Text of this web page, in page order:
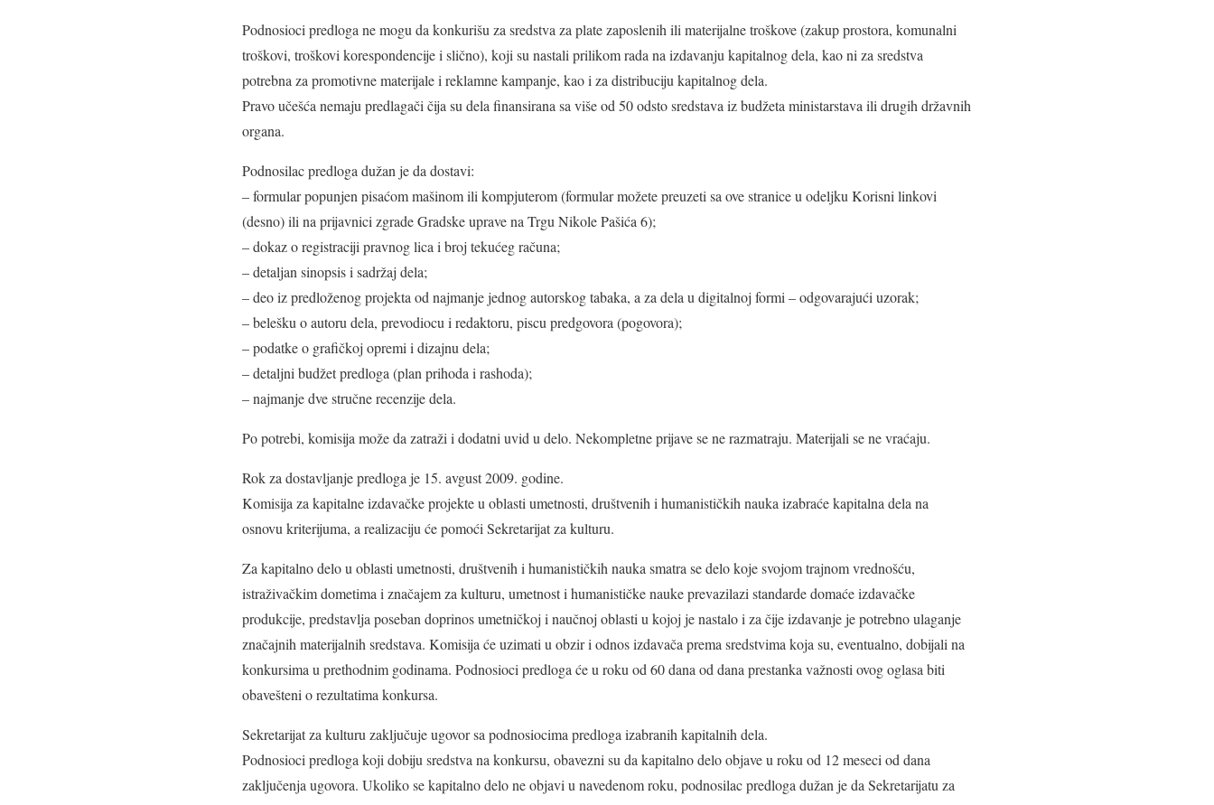
Podnosioci predloga ne mogu da konkurišu za sredstva za plate zaposlenih ili materijalne troškove (zakup prostora, komunalni
troškovi, troškovi korespondencije i slično), koji su nastali prilikom rada na izdavanju kapitalnog dela, kao ni za sredstva
potrebna za promotivne materijale i reklamne kampanje, kao i za distribuciju kapitalnog dela.
Pravo učešća nemaju predlagači čija su dela finansirana sa više od 50 odsto sredstava iz budžeta ministarstava ili drugih državnih
organa.
Podnosilac predloga dužan je da dostavi:
– formular popunjen pisaćom mašinom ili kompjuterom (formular možete preuzeti sa ove stranice u odeljku Korisni linkovi
(desno) ili na prijavnici zgrade Gradske uprave na Trgu Nikole Pašića 6);
– dokaz o registraciji pravnog lica i broj tekućeg računa;
– detaljan sinopsis i sadržaj dela;
– deo iz predloženog projekta od najmanje jednog autorskog tabaka, a za dela u digitalnoj formi – odgovarajući uzorak;
– belešku o autoru dela, prevodiocu i redaktoru, piscu predgovora (pogovora);
– podatke o grafičkoj opremi i dizajnu dela;
– detaljni budžet predloga (plan prihoda i rashoda);
– najmanje dve stručne recenzije dela.
Po potrebi, komisija može da zatraži i dodatni uvid u delo. Nekompletne prijave se ne razmatraju. Materijali se ne vraćaju.
Rok za dostavljanje predloga je 15. avgust 2009. godine.
Komisija za kapitalne izdavačke projekte u oblasti umetnosti, društvenih i humanističkih nauka izabraće kapitalna dela na
osnovu kriterijuma, a realizaciju će pomoći Sekretarijat za kulturu.
Za kapitalno delo u oblasti umetnosti, društvenih i humanističkih nauka smatra se delo koje svojom trajnom vrednošću,
istraživačkim dometima i značajem za kulturu, umetnost i humanističke nauke prevazilazi standarde domaće izdavačke
produkcije, predstavlja poseban doprinos umetničkoj i naučnoj oblasti u kojoj je nastalo i za čije izdavanje je potrebno ulaganje
značajnih materijalnih sredstava. Komisija će uzimati u obzir i odnos izdavača prema sredstvima koja su, eventualno, dobijali na
konkursima u prethodnim godinama. Podnosioci predloga će u roku od 60 dana od dana prestanka važnosti ovog oglasa biti
obavešteni o rezultatima konkursa.
Sekretarijat za kulturu zaključuje ugovor sa podnosiocima predloga izabranih kapitalnih dela.
Podnosioci predloga koji dobiju sredstva na konkursu, obavezni su da kapitalno delo objave u roku od 12 meseci od dana
zaključenja ugovora. Ukoliko se kapitalno delo ne objavi u navedenom roku, podnosilac predloga dužan je da Sekretarijatu za